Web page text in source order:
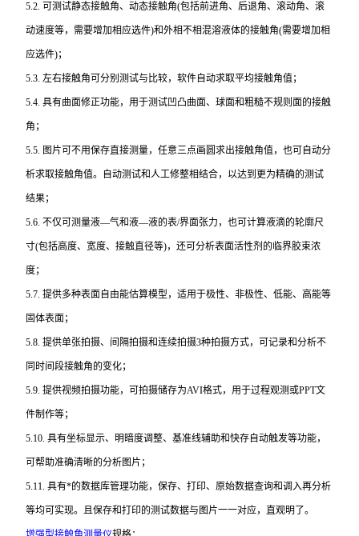
5.2. 可测试静态接触角、动态接触角(包括前进角、后退角、滚动角、滚
动速度等，需要增加相应选件)和外相不相混溶液体的接触角(需要增加相
应选件)；
5.3.左右接触角可分别测试与比较，软件自动求取平均接触角值；
5.4.具有曲面修正功能，用于测试凹凸曲面、球面和粗糙不规则面的接触
角；
5.5. 图片可不用保存直接测量，任意三点画圆求出接触角值，也可自动分
析求取接触角值。自动测试和人工修整相结合，以达到更为精确的测试
结果；
5.6.不仅可测量液—气和液—液的表/界面张力，也可计算液滴的轮廓尺
寸(包括高度、宽度、接触直径等)，还可分析表面活性剂的临界胶束浓
度；
5.7.提供多种表面自由能估算模型，适用于极性、非极性、低能、高能等
固体表面；
5.8.提供单张拍摄、间隔拍摄和连续拍摄3种拍摄方式，可记录和分析不
同时间段接触角的变化；
5.9.提供视频拍摄功能，可拍摄储存为AVI格式，用于过程观测或PPT文
件制作等；
5.10.具有坐标显示、明暗度调整、基准线辅助和快存自动触发等功能，
可帮助准确清晰的分析图片；
5.11.具有*的数据库管理功能，保存、打印、原始数据查询和调入再分析
等均可实现。且保存和打印的测试数据与图片一一对应，直观明了。